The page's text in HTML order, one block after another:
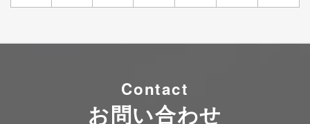
Contact
お問い合わせ